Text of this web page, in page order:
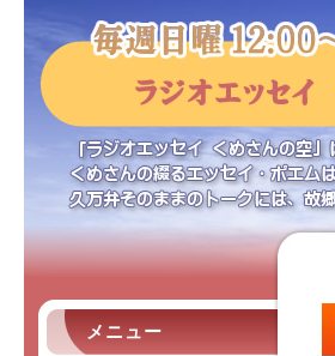
メニュー